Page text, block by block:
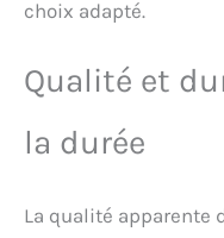
choix adapté.
Qualité et
la durée
La qualité apparente